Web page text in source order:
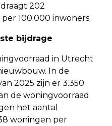
202
100.000 inwoners.
bijdrage
in Utrecht
In de
2025 zijn er 3.350
de woningvoorraad
het aantal
woningen per